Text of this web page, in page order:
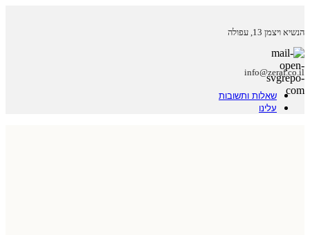
הנשיא ויצמן 13, עפולה
info@zeraf.co.il
שאלות ותשובות
עלינו